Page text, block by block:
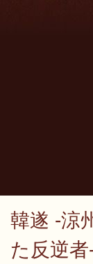
韓遂 -涼
た反逆者